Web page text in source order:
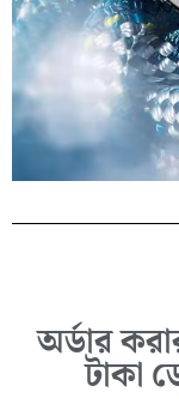
অর্ডার
টাকা